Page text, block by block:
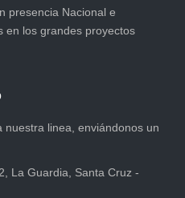
presencia Nacional e
en los grandes proyectos
nuestra linea, enviándonos un
La Guardia, Santa Cruz -